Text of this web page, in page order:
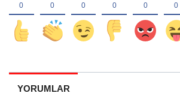
YORUMLAR